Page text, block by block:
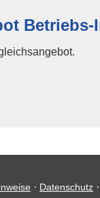
· Datenschutz ·